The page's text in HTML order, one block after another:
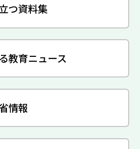
つ資料集
教育ニュース
情報